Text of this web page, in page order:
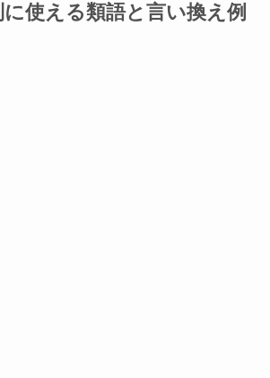
使える類語と言い換え例